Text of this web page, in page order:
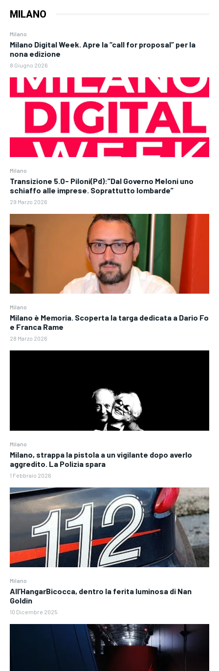
MILANO
Milano
Milano Digital Week. Apre la “call for proposal” per la
nona edizione
8 Giugno 2026
Milano
Transizione 5.0- Piloni(Pd):”Dal Governo Meloni uno
schiaffo alle imprese. Soprattutto lombarde”
29 Marzo 2026
Milano
Milano è Memoria. Scoperta la targa dedicata a Dario Fo
e Franca Rame
28 Marzo 2026
Milano
Milano, strappa la pistola a un vigilante dopo averlo
aggredito. La Polizia spara
1 Febbraio 2026
Milano
All’HangarBicocca, dentro la ferita luminosa di Nan
Goldin
10 Dicembre 2025